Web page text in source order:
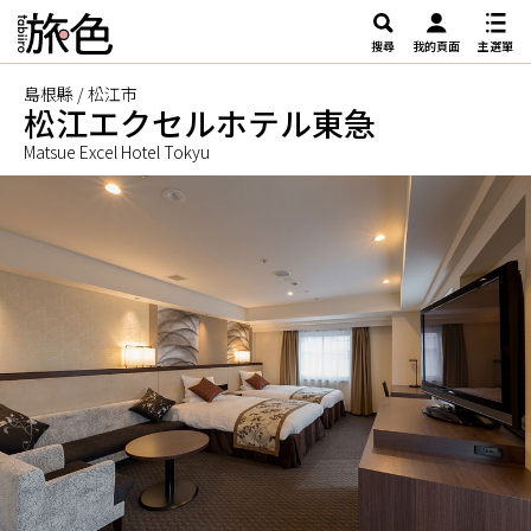
搜尋 我的頁面 主選單
島根縣 / 松江市
松江エクセルホテル東急
Matsue Excel Hotel Tokyu